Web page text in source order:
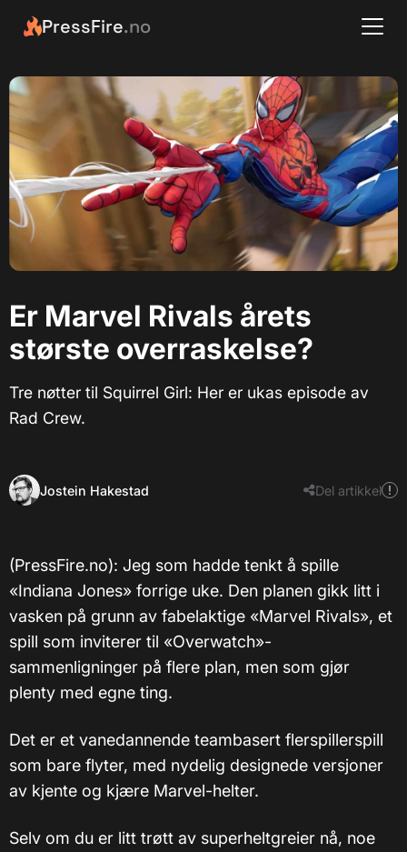
PressFire.no
Er Marvel Rivals årets
største overraskelse?
Tre nøtter til Squirrel Girl: Her er ukas episode av
Rad Crew.
Jostein Hakestad Del artikkel
(PressFire.no): Jeg som hadde tenkt å spille
«Indiana Jones» forrige uke. Den planen gikk litt i
vasken på grunn av fabelaktige «Marvel Rivals», et
spill som inviterer til «Overwatch»-
sammenligninger på flere plan, men som gjør
plenty med egne ting.
Det er et vanedannende teambasert flerspillerspill
som bare flyter, med nydelig designede versjoner
av kjente og kjære Marvel-helter.
Selv om du er litt trøtt av superheltgreier nå, noe